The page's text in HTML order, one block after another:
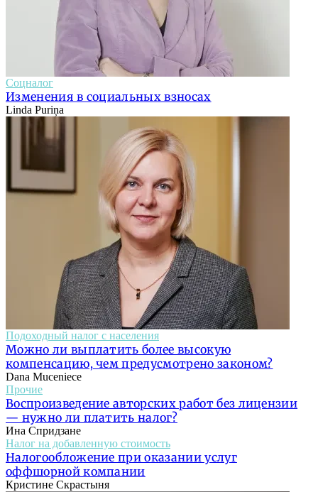
Соцналог
Изменения в социальных взносах
Linda Puriņa
Подоходный налог с населения
Можно ли выплатить более высокую
компенсацию, чем предусмотрено законом?
Dana Muceniece
Прочие
Воспроизведение авторских работ без лицензии
— нужно ли платить налог?
Ина Спридзане
Налог на добавленную стоимость
Налогообложение при оказании услуг
оффшорной компании
Кристине Скрастыня